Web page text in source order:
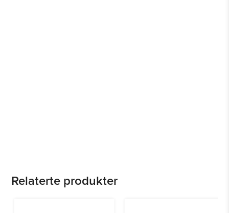
Relaterte produkter